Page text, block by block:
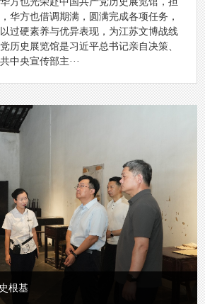
华方也借调期满，圆满完成各项任务，
过硬素养与优异表现，为江苏文博战线
历史展览馆是习近平总书记亲自决策、
中央宣传部主···
循着母亲战斗